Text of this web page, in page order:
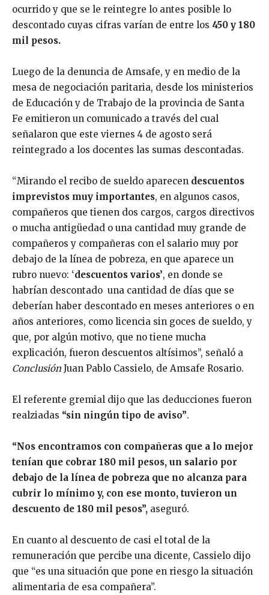
ocurrido y que se le reintegre lo antes posible lo
descontado cuyas cifras varían de entre los 450 y 180
mil pesos.
Luego de la denuncia de Amsafe, y en medio de la
mesa de negociación paritaria, desde los ministerios
de Educación y de Trabajo de la provincia de Santa
Fe emitieron un comunicado a través del cual
señalaron que este viernes 4 de agosto será
reintegrado a los docentes las sumas descontadas.
“Mirando el recibo de sueldo aparecen descuentos
imprevistos muy importantes, en algunos casos,
compañeros que tienen dos cargos, cargos directivos
o mucha antigüedad o una cantidad muy grande de
compañeros y compañeras con el salario muy por
debajo de la línea de pobreza, en que aparece un
rubro nuevo: ‘descuentos varios’, en donde se
habrían descontado una cantidad de días que se
deberían haber descontado en meses anteriores o en
años anteriores, como licencia sin goces de sueldo, y
que, por algún motivo, que no tiene mucha
explicación, fueron descuentos altísimos”, señaló a
Conclusión Juan Pablo Cassielo, de Amsafe Rosario.
El referente gremial dijo que las deducciones fueron
realziadas “sin ningún tipo de aviso”.
“Nos encontramos con compañeras que a lo mejor
tenían que cobrar 180 mil pesos, un salario por
debajo de la línea de pobreza que no alcanza para
cubrir lo mínimo y, con ese monto, tuvieron un
descuento de 180 mil pesos”, aseguró.
En cuanto al descuento de casi el total de la
remuneración que percibe una dicente, Cassielo dijo
que “es una situación que pone en riesgo la situación
alimentaria de esa compañera”.